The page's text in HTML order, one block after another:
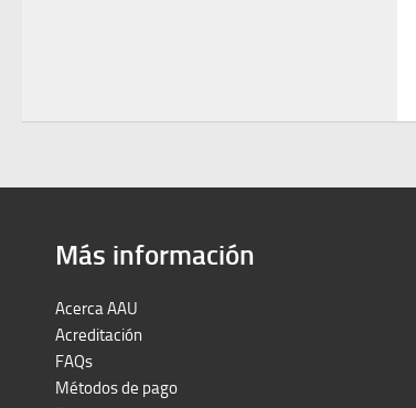
Más información
Acerca AAU
Acreditación
FAQs
Métodos de pago